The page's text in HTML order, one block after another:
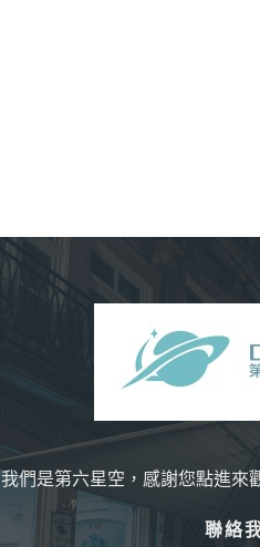
我們是第六星空，感謝您點進來
聯絡